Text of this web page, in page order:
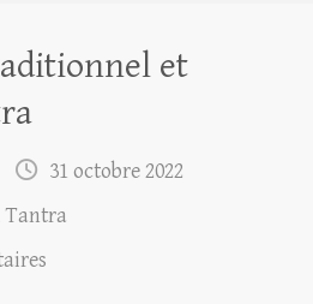
et
31 octobre 2022
Tantra